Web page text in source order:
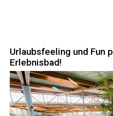
Urlaubsfeeling und Fun
Erlebnisbad!